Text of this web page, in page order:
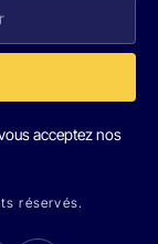
acceptez nos
réservés.